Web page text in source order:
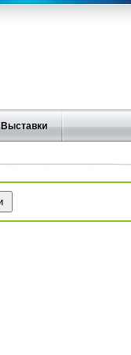
Выставки